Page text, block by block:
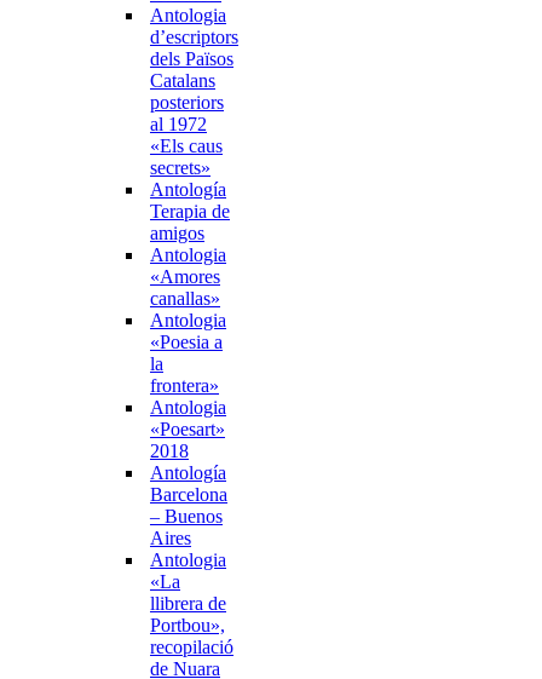
Antologia
d’escriptors
dels Països
Catalans
posteriors
al 1972
«Els caus
secrets»
Antología
Terapia de
amigos
Antologia
«Amores
canallas»
Antologia
«Poesia a
la
frontera»
Antologia
«Poesart»
2018
Antología
Barcelona
– Buenos
Aires
Antologia
«La
llibrera de
Portbou»,
recopilació
de Nuara